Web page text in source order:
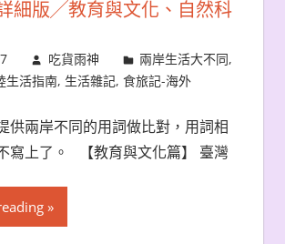
細版╱教育與文化、自然科
吃貨雨神 兩岸生活大不同,
生活指南, 生活雜記, 食旅記-海外
供兩岸不同的用詞做比對，用詞相
寫上了。 【教育與文化篇】 臺灣